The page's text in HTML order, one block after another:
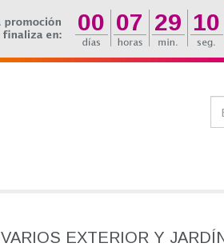
VARIOS EXTERIOR Y
00 07 29 09